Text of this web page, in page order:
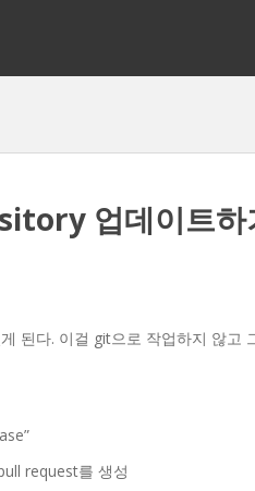
업데이트하
된다. 이걸 git으로 작업하지 않고
request를 생성